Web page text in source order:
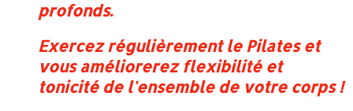
profonds.
Exercez régulièrement le Pilates et
vous améliorerez flexibilité et
tonicité de l'ensemble de votre corps !